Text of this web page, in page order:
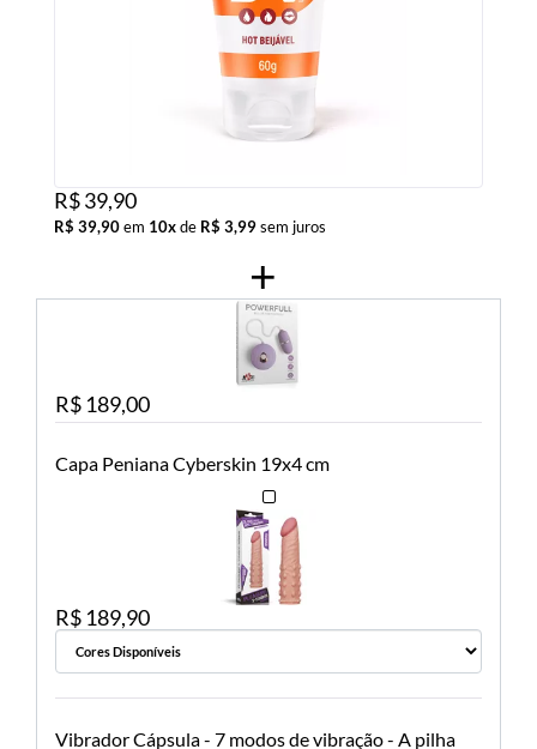
R$ 39,90
R$ 39,90em 10xde R$ 3,99sem juros
Vibrador Bullet cápsula com Controle - 7 modos de
R$ 189,00
Capa Peniana Cyberskin 19x4 cm
R$ 189,90
Vibrador Cápsula - 7 modos de vibração - A pilha